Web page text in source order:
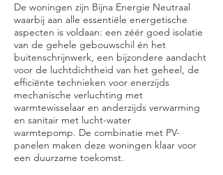
De woningen zijn Bijna Energie Neutraal
waarbij aan alle essentiële energetische
aspecten is voldaan: een zéér goed isolatie
van de gehele gebouwschil én het
buitenschrijnwerk, een bijzondere aandacht
voor de luchtdichtheid van het geheel, de
efficiënte technieken voor enerzijds
mechanische verluchting met
warmtewisselaar en anderzijds verwarming
en sanitair met lucht-water
warmtepomp. De combinatie met PV-
panelen maken deze woningen klaar voor
een duurzame toekomst.